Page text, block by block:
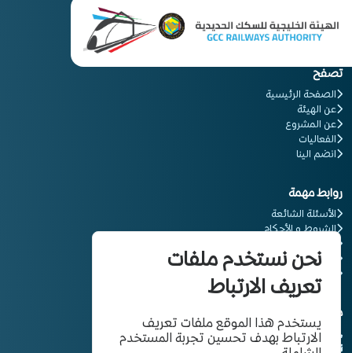
نحن نستخدم ملفات
تعريف الارتباط
يستخدم هذا الموقع ملفات تعريف
الارتباط بهدف تحسين تجربة المستخدم
تصفح
الصفحة الرئيسية
عن الهيئة
عن المشروع
الفعاليات
انضم الينا
روابط مهمة
الأسئلة الشائعة
الشروط و الأحكام
سياسة الخصوصية
كن شريكاَ
معلومات التواصل
00966114827777
info@gcc-ra.org